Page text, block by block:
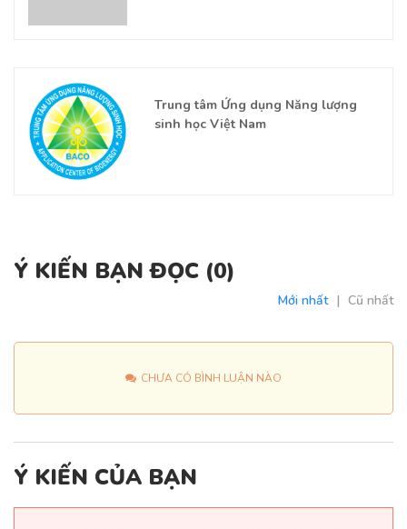
Trung tâm Ứng dụng Năng lượng
sinh học Việt Nam
Ý KIẾN BẠN ĐỌC (0)
Mới nhất | Cũ nhất
CHƯA CÓ BÌNH LUẬN NÀO
Ý KIẾN CỦA BẠN